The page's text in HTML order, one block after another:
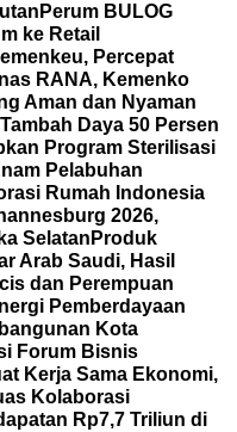
Perum BULOG
ke Retail
Percepat
RANA, Kemenko
Aman dan Nyaman
Daya 50 Persen
Program Sterilisasi
Pelabuhan
Rumah Indonesia
2026,
Selatan Produk
Arab Saudi, Hasil
dan Perempuan
Pemberdayaan
Kota
Forum Bisnis
Kerja Sama Ekonomi,
Kolaborasi
Rp7,7 Triliun di